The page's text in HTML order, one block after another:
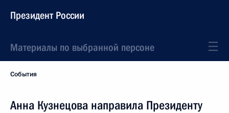
Президент России
Материалы по выбранной персоне
События
Анна Кузнецова направила Президенту